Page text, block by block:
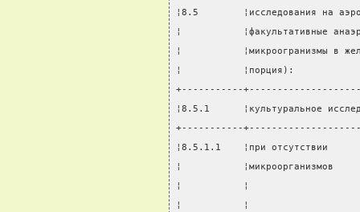
¦8.5        ¦исследования
¦
¦
¦           ¦порция):
+-----------
¦8.5.1
+-----------
¦8.5.1.1    ¦при отсутствии
¦
¦           ¦
¦           ¦